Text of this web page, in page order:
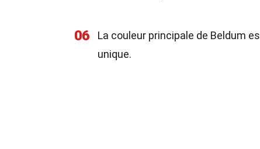
06
La couleur principale de Beldum
unique.